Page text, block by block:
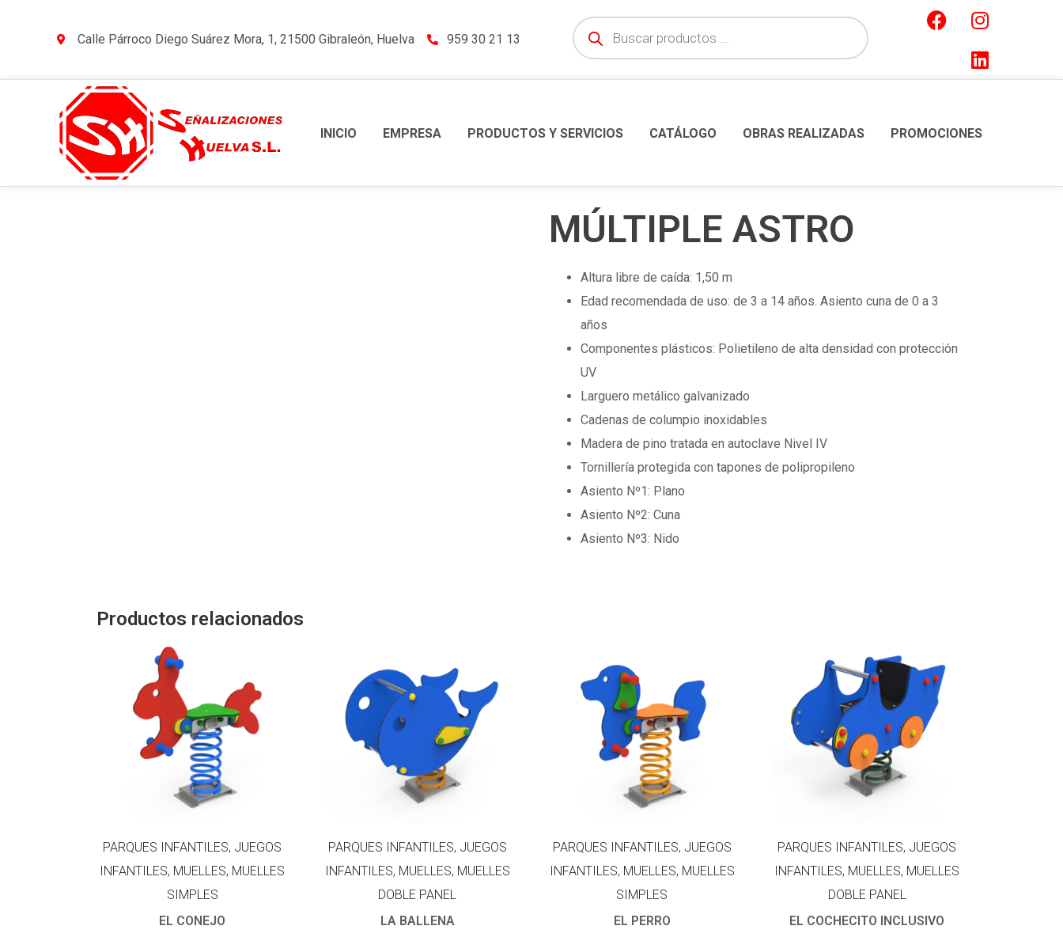
Calle Párroco Diego Suárez Mora, 1, 21500 Gibraleón, Huelva 959 30 21 13
INICIO EMPRESA PRODUCTOS Y SERVICIOS CATÁLOGO OBRAS REALIZADAS PROMOCIONES
MÚLTIPLE ASTRO
Altura libre de caída: 1,50 m
Edad recomendada de uso: de 3 a 14 años. Asiento cuna de 0 a 3
años
Componentes plásticos: Polietileno de alta densidad con protección
UV
Larguero metálico galvanizado
Cadenas de columpio inoxidables
Madera de pino tratada en autoclave Nivel IV
Tornillería protegida con tapones de polipropileno
Asiento Nº1: Plano
Asiento Nº2: Cuna
Asiento Nº3: Nido
Productos relacionados
PARQUES INFANTILES, JUEGOS
INFANTILES, MUELLES, MUELLES
SIMPLES
EL CONEJO
PARQUES INFANTILES, JUEGOS
INFANTILES, MUELLES, MUELLES
DOBLE PANEL
LA BALLENA
PARQUES INFANTILES, JUEGOS
INFANTILES, MUELLES, MUELLES
SIMPLES
EL PERRO
PARQUES INFANTILES, JUEGOS
INFANTILES, MUELLES, MUELLES
DOBLE PANEL
EL COCHECITO INCLUSIVO